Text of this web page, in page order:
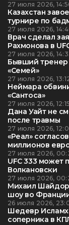
27 июля 2026,
Казахстан
турнире по
27 июля 2026,
Врач сделал
Рахмонова в
27 июля 2026,
Бывший тренер
«Семей»
27 июля 2026,
Неймара
«Сантоса»
27 июля 2026, 12:15
Дана Уайт не
после травмы
27 июля 2026,
«Реал»
миллионов
27 июля 2026,
UFC 333 может
Волкановски
27 июля 2026,
Михаил
шоу во
26 июля 2026,
Шедевр
соперника в